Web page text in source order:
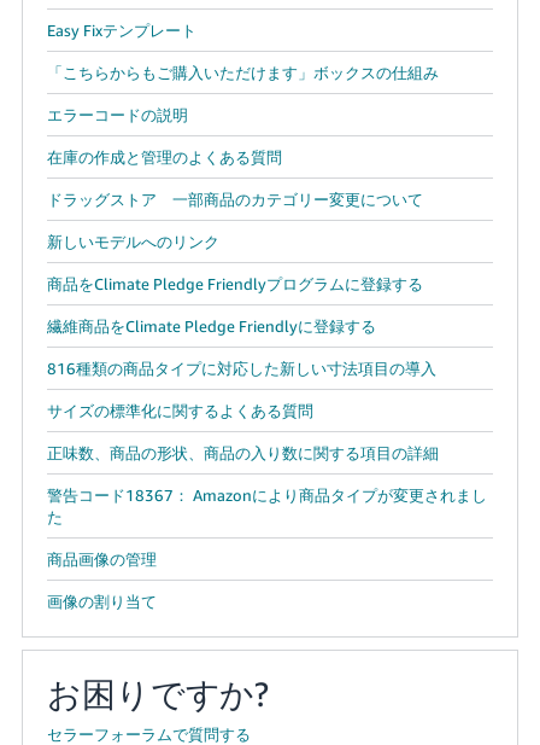
Easy Fixテンプレート
「こちらからもご購入いただけます」ボックスの仕組み
エラーコードの説明
在庫の作成と管理のよくある質問
ドラッグストア 一部商品のカテゴリー変更について
新しいモデルへのリンク
商品をClimate Pledge Friendlyプログラムに登録する
繊維商品をClimate Pledge Friendlyに登録する
816種類の商品タイプに対応した新しい寸法項目の導入
サイズの標準化に関するよくある質問
正味数、商品の形状、商品の入り数に関する項目の詳細
警告コード18367： Amazonにより商品タイプが変更されまし
た
商品画像の管理
画像の割り当て
お困りですか?
セラーフォーラムで質問する